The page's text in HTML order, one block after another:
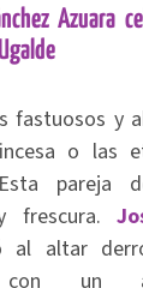
Azuara
fastuosos y
o las
pareja
frescura.
al altar
con un